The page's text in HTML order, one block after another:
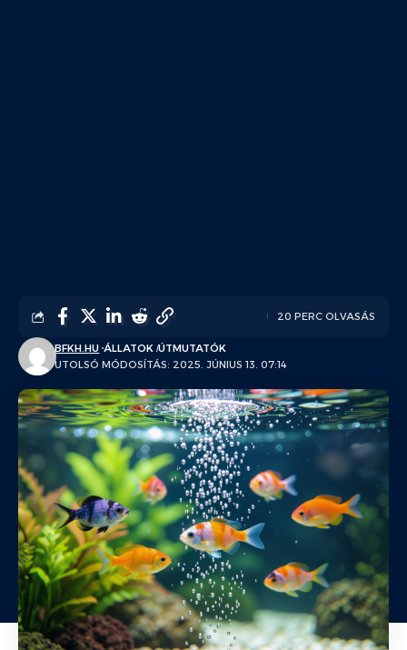
UTOLSÓ MÓDOSÍTÁS: 2025. JÚNIUS 13. 07:14
BFKH.HU ÁLLATOK ÚTMUTATÓK
20 PERC OLVASÁS